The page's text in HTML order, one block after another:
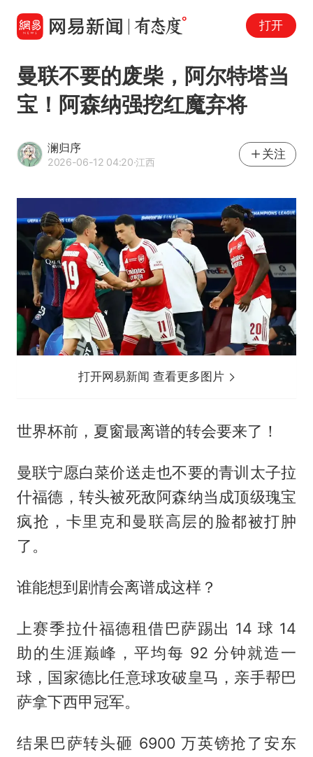
打开
曼联不要的废柴，阿尔特塔当
宝！阿森纳强挖红魔弃将
澜归序
2026-06-12 04:20·江西
关注
打开网易新闻 查看更多图片
世界杯前，夏窗最离谱的转会要来了！
曼联宁愿白菜价送走也不要的青训太子拉
什福德 ，转头被死敌阿森纳当成顶级瑰宝
疯抢，卡里克和曼联高层的脸都被打肿
了。
谁能想到剧情会离谱成这样？
上赛季拉什福德租借巴萨踢出 14 球 14
助的生涯巅峰，平均每 92 分钟就造一
球，国家德比任意球攻破皇马，亲手帮巴
萨拿下西甲冠军。
结果巴萨转头砸 6900 万英镑抢了安东